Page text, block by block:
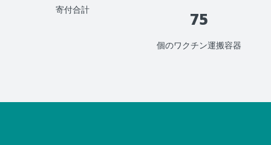
寄付合計 75
個のワクチン運搬容器